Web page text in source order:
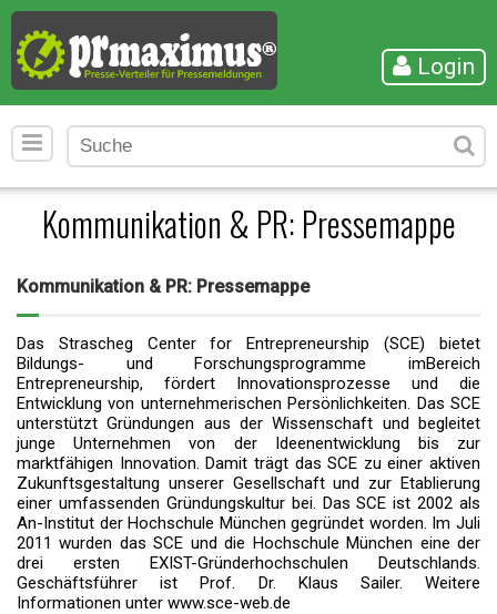
Login
Kommunikation & PR: Pressemappe
Kommunikation & PR: Pressemappe
Das Strascheg Center for Entrepreneurship (SCE) bietet
Bildungs- und Forschungsprogramme imBereich
Entrepreneurship, fördert Innovationsprozesse und die
Entwicklung von unternehmerischen Persönlichkeiten. Das SCE
unterstützt Gründungen aus der Wissenschaft und begleitet
junge Unternehmen von der Ideenentwicklung bis zur
marktfähigen Innovation. Damit trägt das SCE zu einer aktiven
Zukunftsgestaltung unserer Gesellschaft und zur Etablierung
einer umfassenden Gründungskultur bei. Das SCE ist 2002 als
An-Institut der Hochschule München gegründet worden. Im Juli
2011 wurden das SCE und die Hochschule München eine der
drei ersten EXIST-Gründerhochschulen Deutschlands.
Geschäftsführer ist Prof. Dr. Klaus Sailer. Weitere
Informationen unter www.sce-web.de